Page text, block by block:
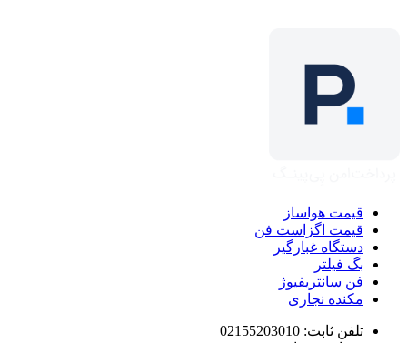
قیمت هواساز
قیمت اگزاست فن
دستگاه غبارگیر
بگ فیلتر
فن سانتریفیوژ
مکنده نجاری
تلفن ثابت: 02155203010